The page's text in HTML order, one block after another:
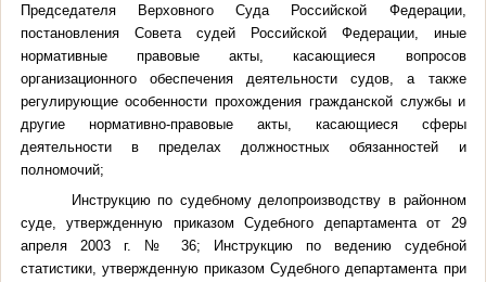
Председателя Верховного Суда Российской Федерации,
постановления Совета судей Российской Федерации, иные
нормативные правовые акты, касающиеся вопросов
организационного обеспечения деятельности судов, а также
регулирующие особенности прохождения гражданской службы и
другие нормативно-правовые акты, касающиеся сферы
деятельности в пределах должностных обязанностей и
полномочий;
Инструкцию по судебному делопроизводству в районном
суде, утвержденную приказом Судебного департамента от 29
апреля 2003 г. № 36; Инструкцию по ведению судебной
статистики, утвержденную приказом Судебного департамента при